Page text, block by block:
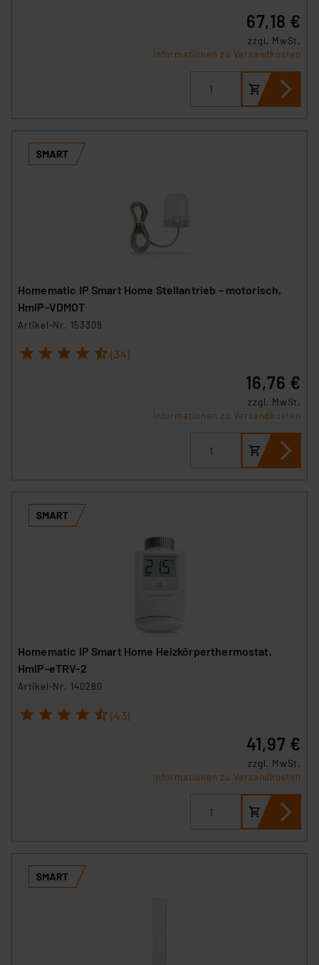
67,18 €
zzgl. MwSt.
Informationen zu Versandkosten
Homematic IP Smart Home Stellantrieb – motorisch,
HmIP-VDMOT
Artikel-Nr. 153309
1 2 3 4 5 (34)
16,76 €
zzgl. MwSt.
Informationen zu Versandkosten
Homematic IP Smart Home Heizkörperthermostat,
HmIP-eTRV-2
Artikel-Nr. 140280
1 2 3 4 5 (43)
41,97 €
zzgl. MwSt.
Informationen zu Versandkosten